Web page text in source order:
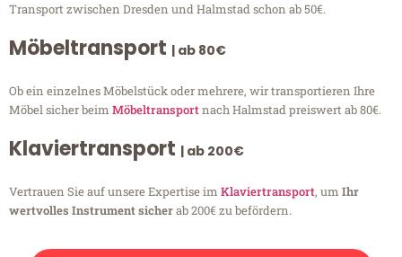
Transport zwischen Dresden und Halmstad schon ab 50€.
Möbeltransport | ab 80€
Ob ein einzelnes Möbelstück oder mehrere, wir transportieren Ihre
Möbel sicher beim Möbeltransportnach Halmstad preiswert ab 80€.
Klaviertransport | ab 200€
Vertrauen Sie auf unsere Expertise im Klaviertransport, um Ihr
wertvolles Instrument sicherab 200€ zu befördern.